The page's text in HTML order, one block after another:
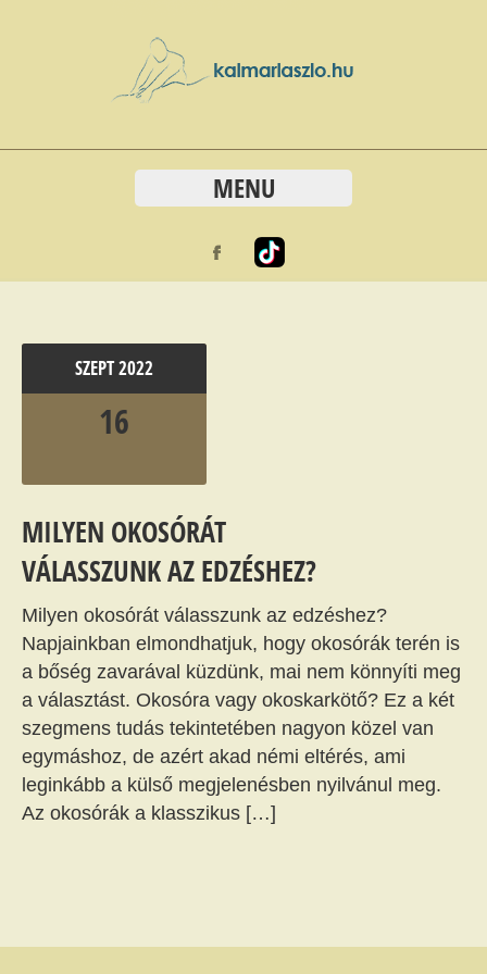
MENU
SZEPT2022
16
MILYEN OKOSÓRÁT
VÁLASSZUNK AZ EDZÉSHEZ?
Milyen okosórát válasszunk az edzéshez?
Napjainkban elmondhatjuk, hogy okosórák terén is
a bőség zavarával küzdünk, mai nem könnyíti meg
a választást. Okosóra vagy okoskarkötő? Ez a két
szegmens tudás tekintetében nagyon közel van
egymáshoz, de azért akad némi eltérés, ami
leginkább a külső megjelenésben nyilvánul meg.
Az okosórák a klasszikus […]